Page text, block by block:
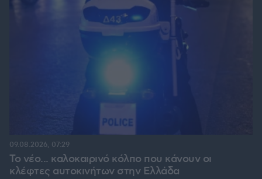
Το νέο... καλοκαιρινό κόλπο που κάνουν οι
κλέφτες αυτοκινήτων στην Ελλάδα
09.08.2026, 07:29